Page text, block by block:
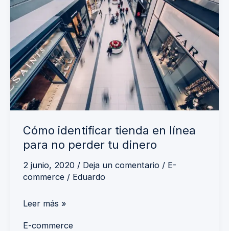
Cómo identificar tienda en línea
para no perder tu dinero
2 junio, 2020 / Deja un comentario / E-
commerce/ Eduardo
tienda
línea
para
no
perder
tu
Leer más »
E-commerce